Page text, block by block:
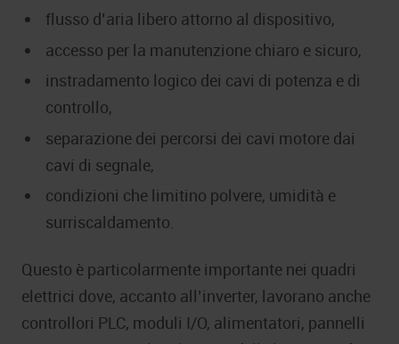
flusso d’aria libero attorno al dispositivo,
accesso per la manutenzione chiaro e sicuro,
instradamento logico dei cavi di potenza e di
controllo,
separazione dei percorsi dei cavi motore dai
cavi di segnale,
condizioni che limitino polvere, umidità e
surriscaldamento.
Questo è particolarmente importante nei quadri
elettrici dove, accanto all’inverter, lavorano anche
controllori PLC, moduli I/O, alimentatori, pannelli